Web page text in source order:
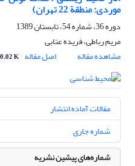
موردی: منطقة 22 تهران)
دوره 36، شماره 54، تابستان 1389
مریم رباطی، فریده عتابی
مشاهده مقاله
اصل مقاله K
مقالات آماده انتشار
شماره جاری
شماره‌های پیشین نشریه